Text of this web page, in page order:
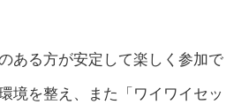
ある方が安定して楽しく参加で
境を整え、また「ワイワイセッ